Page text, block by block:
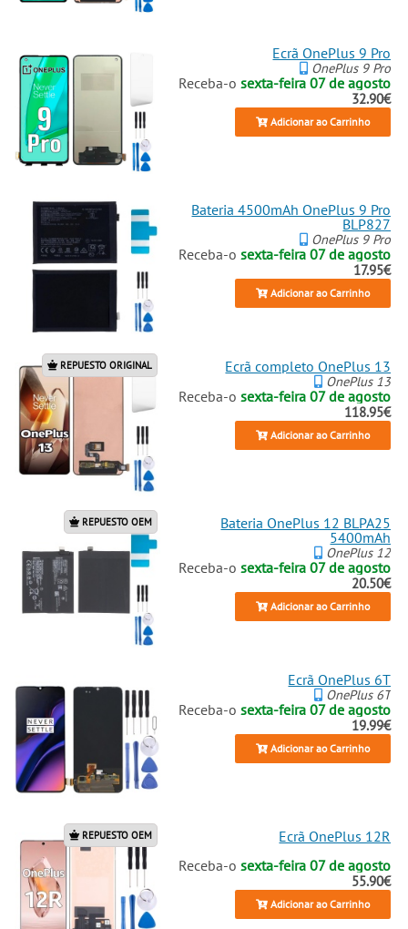
Ecrã OnePlus 9 Pro
OnePlus 9 Pro
Receba-osexta-feira 07 de agosto
32.90€
Adicionar ao Carrinho
Bateria 4500mAh OnePlus 9 Pro
BLP827
OnePlus 9 Pro
Receba-osexta-feira 07 de agosto
17.95€
Adicionar ao Carrinho
REPUESTO ORIGINAL Ecrã completo OnePlus 13
OnePlus 13
Receba-osexta-feira 07 de agosto
118.95€
Adicionar ao Carrinho
REPUESTO OEM
Bateria OnePlus 12 BLPA25
5400mAh
OnePlus 12
Receba-osexta-feira 07 de agosto
20.50€
Adicionar ao Carrinho
Ecrã OnePlus 6T
OnePlus 6T
Receba-osexta-feira 07 de agosto
19.99€
Adicionar ao Carrinho
REPUESTO OEM
Ecrã OnePlus 12R
Receba-osexta-feira 07 de agosto
55.90€
Adicionar ao Carrinho